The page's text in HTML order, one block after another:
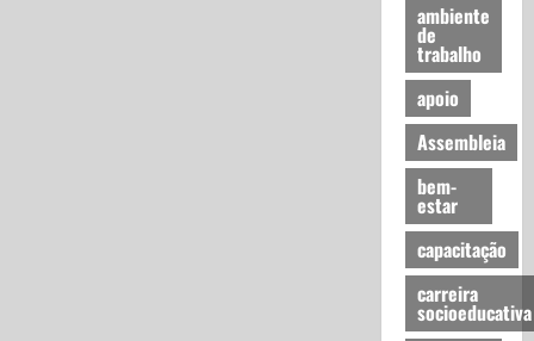
ambiente
de
trabalho
apoio
Assembleia
bem-
estar
capacitação
carreira
socioeducativa